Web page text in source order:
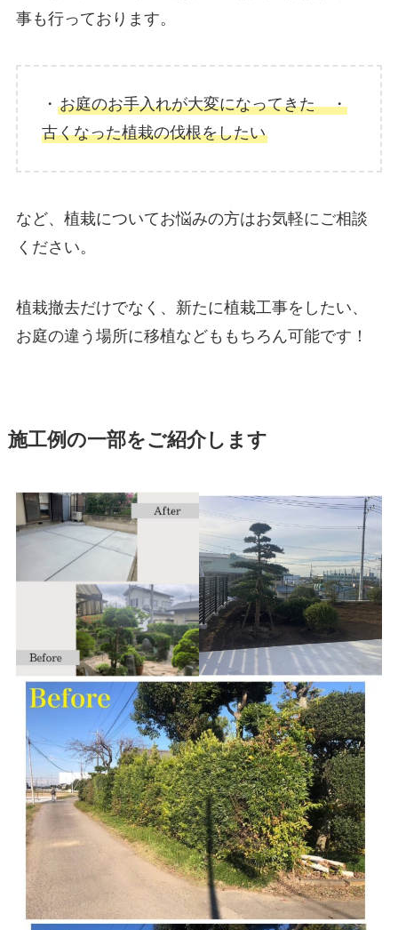
事も行っております。
・ お庭のお手入れが大変になってきた ・
古くなった植栽の伐根をしたい
など、植栽についてお悩みの方はお気軽にご相談
ください。
植栽撤去だけでなく、新たに植栽工事をしたい、
お庭の違う場所に移植などももちろん可能です！
施工例の一部をご紹介します